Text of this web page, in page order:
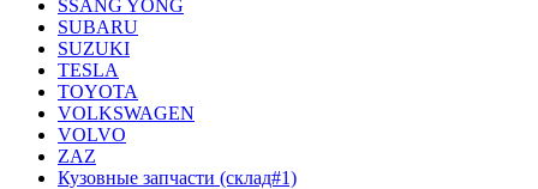
SSANG YONG
SUBARU
SUZUKI
TESLA
TOYOTA
VOLKSWAGEN
VOLVO
ZAZ
Кузовные запчасти (склад#1)